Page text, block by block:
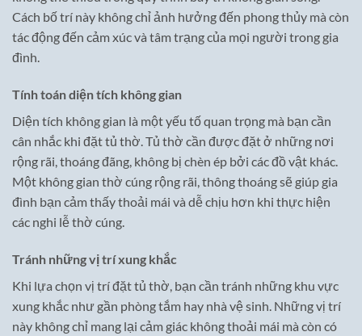
Cách bố trí này không chỉ ảnh hưởng đến phong thủy mà còn
tác động đến cảm xúc và tâm trạng của mọi người trong gia
đình.
Tính toán diện tích không gian
Diện tích không gian là một yếu tố quan trọng mà bạn cần
cân nhắc khi đặt tủ thờ. Tủ thờ cần được đặt ở những nơi
rộng rãi, thoáng đãng, không bị chèn ép bởi các đồ vật khác.
Một không gian thờ cúng rộng rãi, thông thoáng sẽ giúp gia
đình bạn cảm thấy thoải mái và dễ chịu hơn khi thực hiện
các nghi lễ thờ cúng.
Tránh những vị trí xung khắc
Khi lựa chọn vị trí đặt tủ thờ, bạn cần tránh những khu vực
xung khắc như gần phòng tắm hay nhà vệ sinh. Những vị trí
này không chỉ mang lại cảm giác không thoải mái mà còn có